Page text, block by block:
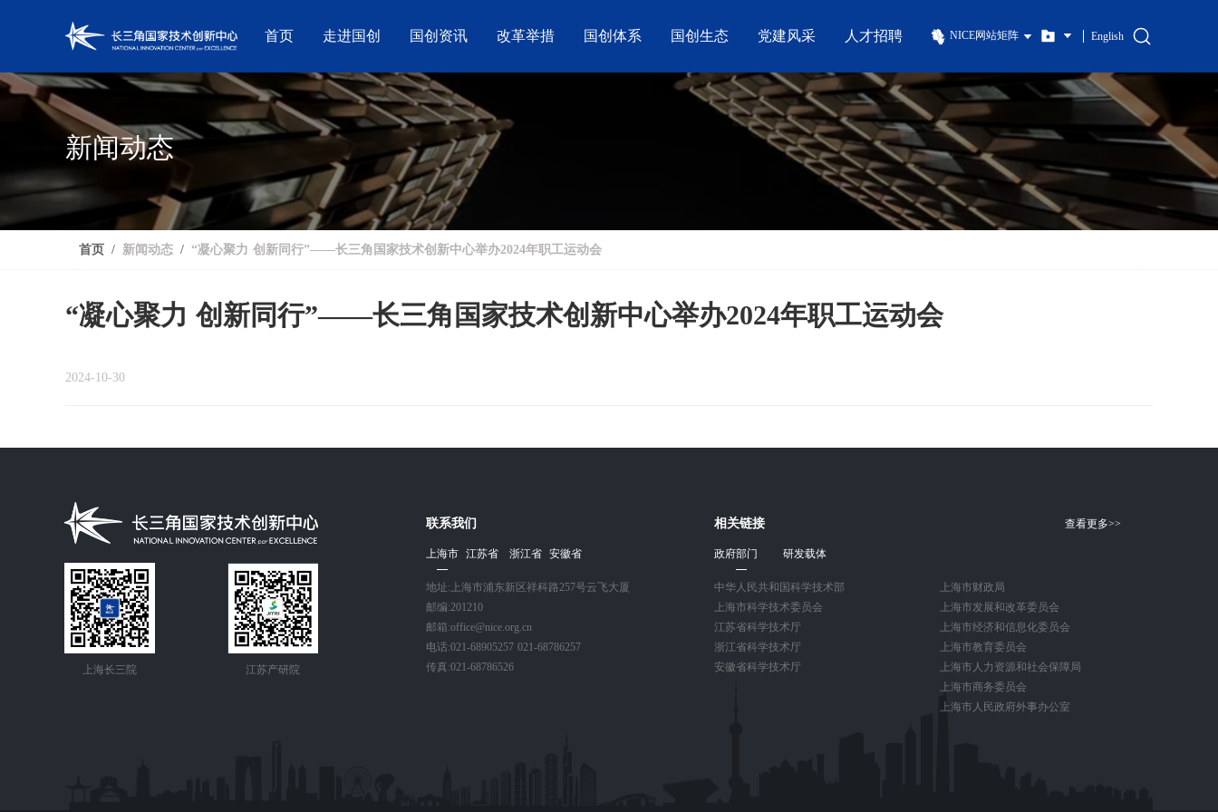
首页 走进国创 国创资讯 改革举措 国创体系 国创生态 党建风采 人才招聘 NICE网站矩阵 English
新闻动态
首页 新闻动态 “凝心聚力 创新同行”——长三角国家技术创新中心举办2024年职工运动会
“凝心聚力 创新同行”——长三角国家技术创新中心举办2024年职工运动会
2024-10-30
上海长三院 江苏产研院
联系我们
上海市 江苏省 浙江省 安徽省
地址:上海市浦东新区祥科路257号云飞大厦
邮编:201210
邮箱:office@nice.org.cn
电话:021-68905257 021-68786257
传真:021-68786526
相关链接 查看更多>>
政府部门 研发载体
中华人民共和国科学技术部
上海市科学技术委员会
江苏省科学技术厅
浙江省科学技术厅
安徽省科学技术厅
上海市财政局
上海市发展和改革委员会
上海市经济和信息化委员会
上海市教育委员会
上海市人力资源和社会保障局
上海市商务委员会
上海市人民政府外事办公室